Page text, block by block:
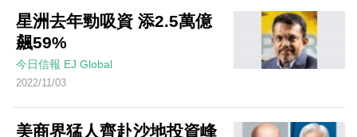
星洲去年勁吸資 添2.5萬億
飆59%
今日信報 EJ Global
2022/11/03
美商界猛人齊赴沙地投資峰